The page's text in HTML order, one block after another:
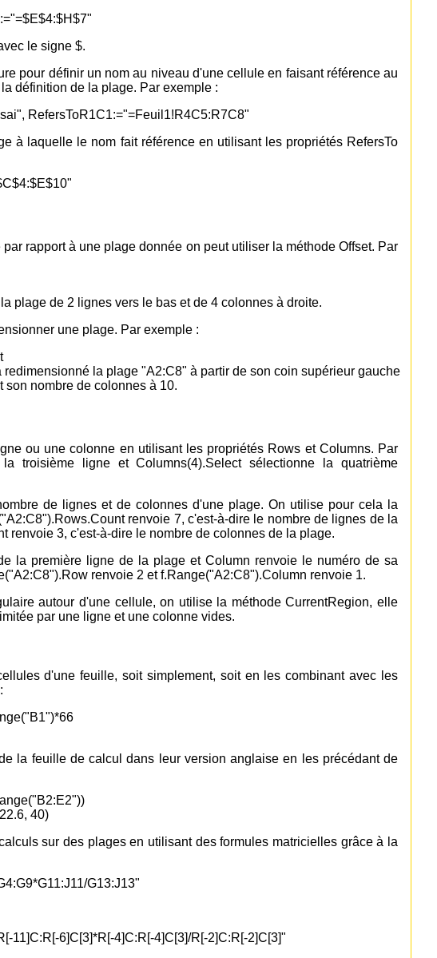
le signe $.
pour définir un nom au niveau d'une cellule en faisant référence au
définition de la plage. Par exemple :
RefersToR1C1:="=Feuil1!R4C5:R7C8"
à laquelle le nom fait référence en utilisant les propriétés RefersTo
rapport à une plage donnée on peut utiliser la méthode Offset. Par
plage de 2 lignes vers le bas et de 4 colonnes à droite.
une plage. Par exemple :
la plage "A2:C8" à partir de son coin supérieur gauche
son nombre de colonnes à 10.
ou une colonne en utilisant les propriétés Rows et Columns. Par
troisième ligne et Columns(4).Select sélectionne la quatrième
de lignes et de colonnes d'une plage. On utilise pour cela la
renvoie 7, c'est-à-dire le nombre de lignes de la
renvoie 3, c'est-à-dire le nombre de colonnes de la plage.
la première ligne de la plage et Column renvoie le numéro de sa
renvoie 2 et f.Range("A2:C8").Column renvoie 1.
autour d'une cellule, on utilise la méthode CurrentRegion, elle
par une ligne et une colonne vides.
d'une feuille, soit simplement, soit en les combinant avec les
la feuille de calcul dans leur version anglaise en les précédant de
40)
sur des plages en utilisant des formules matricielles grâce à la
G13:J13"
11]C:R[-6]C[3]*R[-4]C:R[-4]C[3]/R[-2]C:R[-2]C[3]"